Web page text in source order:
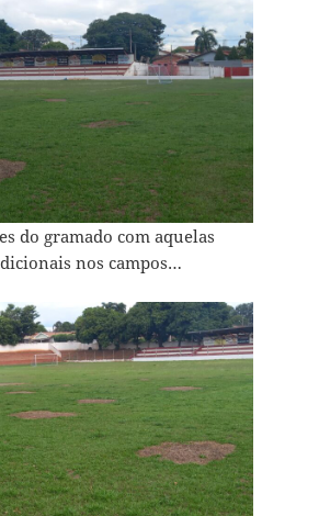
do gramado com aquelas
nos campos…